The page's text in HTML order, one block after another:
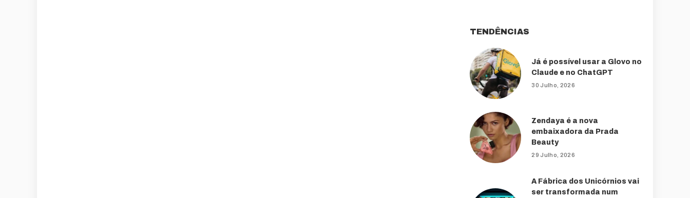
TENDÊNCIAS
Já é possível usar a Glovo no
Claude e no ChatGPT
30 Julho, 2026
Zendaya é a nova
embaixadora da Prada
Beauty
29 Julho, 2026
A Fábrica dos Unicórnios vai
ser transformada num